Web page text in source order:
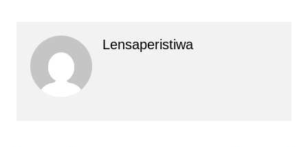
Lensaperistiwa